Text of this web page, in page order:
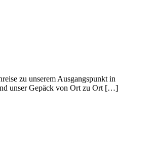
zu unserem Ausgangspunkt in
unser Gepäck von Ort zu Ort […]